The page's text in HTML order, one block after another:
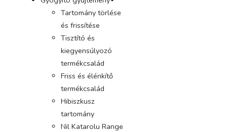
Tartomány törlése
és frissítése
Tisztító és
kiegyensúlyozó
termékcsalád
Friss és élénkítő
termékcsalád
Hibiszkusz
tartomány
Nil Katarolu Range